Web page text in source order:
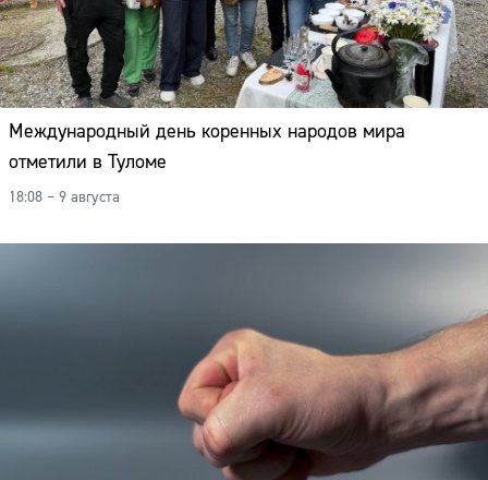
Международный день коренных народов мира
отметили в Туломе
18:08 – 9 августа
Сайт: